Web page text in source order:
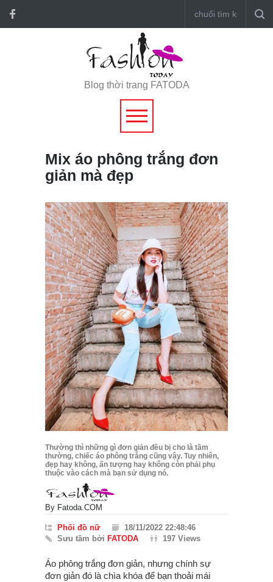
Blog thời trang FATODA
Mix áo phông trắng đơn
giản mà đẹp
Thường thì những gì đơn giản đều bị cho là tầm
thường, chiếc áo phông trắng cũng vậy. Tuy nhiên,
đẹp hay không, ấn tượng hay không còn phải phụ
thuộc vào cách mà bạn sử dụng nó.
By Fatoda.COM
Phối đồ nữ
18/11/2022 22:48:46
Sưu tầm bởi FATODA 197 Views
Áo phông trắng đơn giản, nhưng chính sự
đơn giản đó là chìa khóa để bạn thoải mái